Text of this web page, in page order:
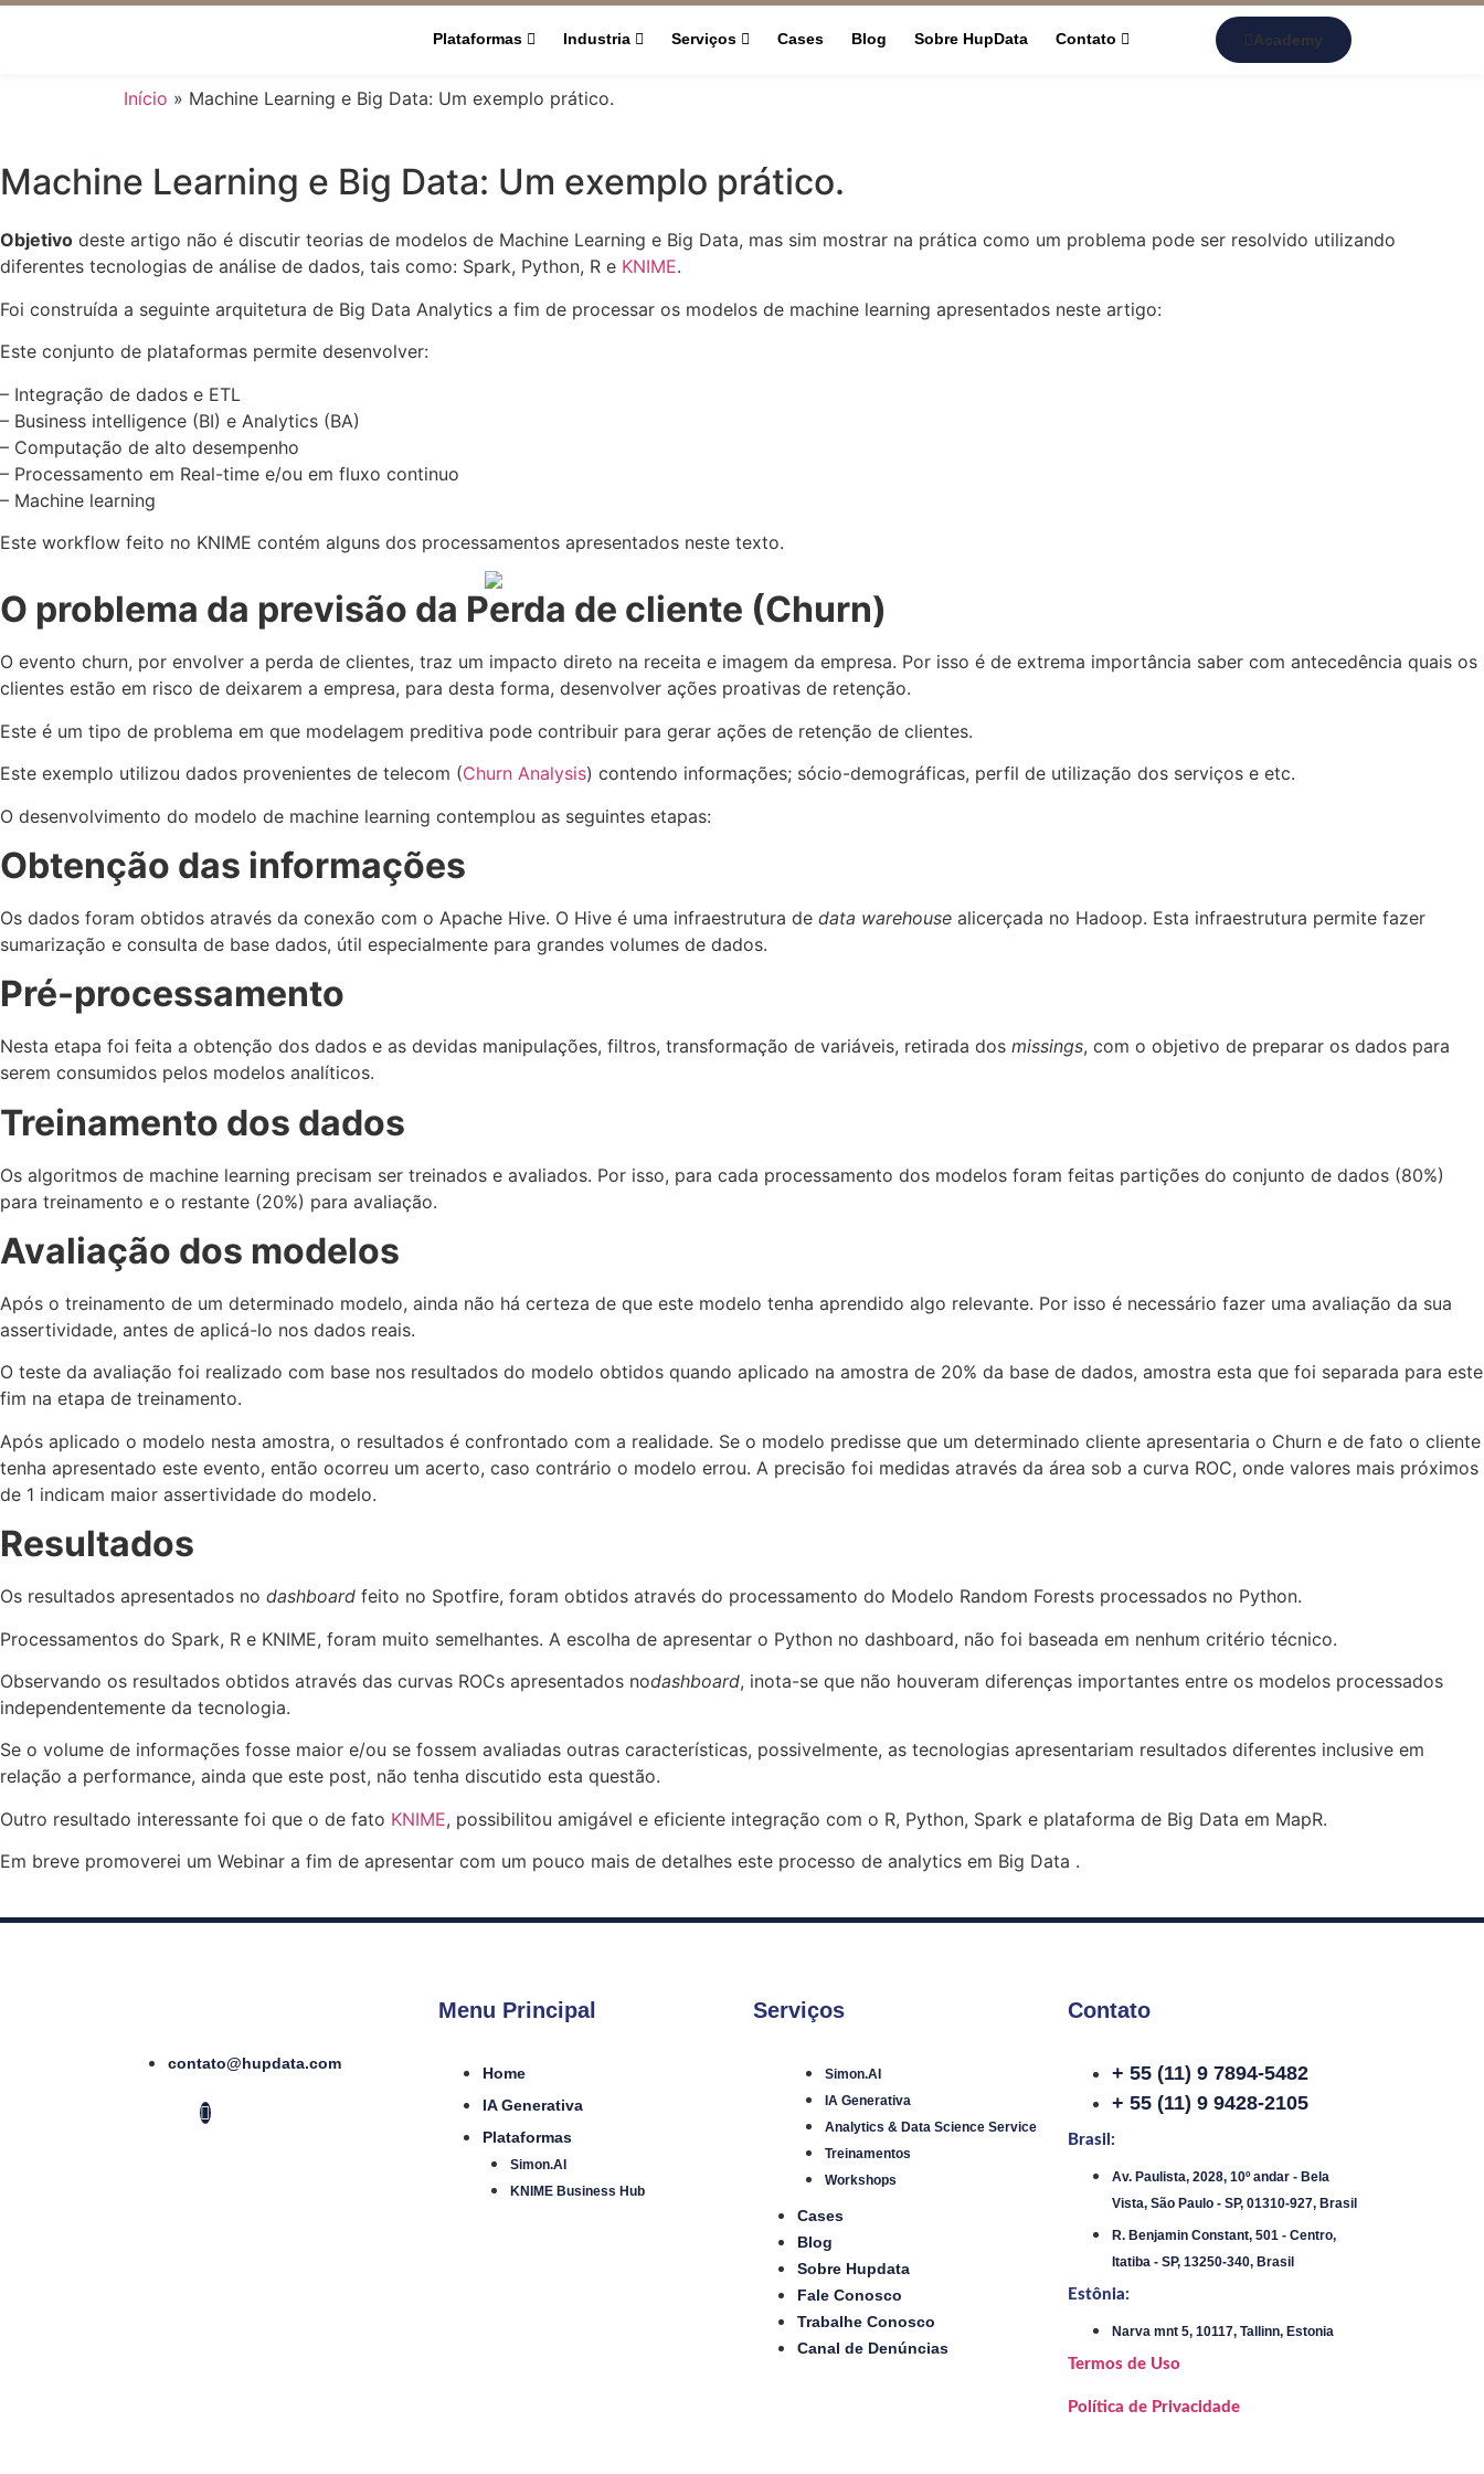
Plataformas Industria Serviços Cases Blog Sobre HupData Contato Academy
Início » Machine Learning e Big Data: Um exemplo prático.
Machine Learning e Big Data: Um exemplo prático.
Objetivo deste artigo não é discutir teorias de modelos de Machine Learning e Big Data, mas sim mostrar na prática como um problema pode ser resolvido utilizando
diferentes tecnologias de análise de dados, tais como: Spark, Python, R e KNIME.
Foi construída a seguinte arquitetura de Big Data Analytics a fim de processar os modelos de machine learning apresentados neste artigo:
Este conjunto de plataformas permite desenvolver:
– Integração de dados e ETL
– Business intelligence (BI) e Analytics (BA)
– Computação de alto desempenho
– Processamento em Real-time e/ou em fluxo continuo
– Machine learning
Este workflow feito no KNIME contém alguns dos processamentos apresentados neste texto.
O problema da previsão da Perda de cliente (Churn)
O evento churn, por envolver a perda de clientes, traz um impacto direto na receita e imagem da empresa. Por isso é de extrema importância saber com antecedência quais os
clientes estão em risco de deixarem a empresa, para desta forma, desenvolver ações proativas de retenção.
Este é um tipo de problema em que modelagem preditiva pode contribuir para gerar ações de retenção de clientes.
Este exemplo utilizou dados provenientes de telecom (Churn Analysis) contendo informações; sócio-demográficas, perfil de utilização dos serviços e etc.
O desenvolvimento do modelo de machine learning contemplou as seguintes etapas:
Obtenção das informações
Os dados foram obtidos através da conexão com o Apache Hive. O Hive é uma infraestrutura de data warehouse alicerçada no Hadoop. Esta infraestrutura permite fazer
sumarização e consulta de base dados, útil especialmente para grandes volumes de dados.
Pré-processamento
Nesta etapa foi feita a obtenção dos dados e as devidas manipulações, filtros, transformação de variáveis, retirada dos missings, com o objetivo de preparar os dados para
serem consumidos pelos modelos analíticos.
Treinamento dos dados
Os algoritmos de machine learning precisam ser treinados e avaliados. Por isso, para cada processamento dos modelos foram feitas partições do conjunto de dados (80%)
para treinamento e o restante (20%) para avaliação.
Avaliação dos modelos
Após o treinamento de um determinado modelo, ainda não há certeza de que este modelo tenha aprendido algo relevante. Por isso é necessário fazer uma avaliação da sua
assertividade, antes de aplicá-lo nos dados reais.
O teste da avaliação foi realizado com base nos resultados do modelo obtidos quando aplicado na amostra de 20% da base de dados, amostra esta que foi separada para este
fim na etapa de treinamento.
Após aplicado o modelo nesta amostra, o resultados é confrontado com a realidade. Se o modelo predisse que um determinado cliente apresentaria o Churn e de fato o cliente
tenha apresentado este evento, então ocorreu um acerto, caso contrário o modelo errou. A precisão foi medidas através da área sob a curva ROC, onde valores mais próximos
de 1 indicam maior assertividade do modelo.
Resultados
Os resultados apresentados no dashboard feito no Spotfire, foram obtidos através do processamento do Modelo Random Forests processados no Python.
Processamentos do Spark, R e KNIME, foram muito semelhantes. A escolha de apresentar o Python no dashboard, não foi baseada em nenhum critério técnico.
Observando os resultados obtidos através das curvas ROCs apresentados nodashboard, inota-se que não houveram diferenças importantes entre os modelos processados
independentemente da tecnologia.
Se o volume de informações fosse maior e/ou se fossem avaliadas outras características, possivelmente, as tecnologias apresentariam resultados diferentes inclusive em
relação a performance, ainda que este post, não tenha discutido esta questão.
Outro resultado interessante foi que o de fato KNIME, possibilitou amigável e eficiente integração com o R, Python, Spark e plataforma de Big Data em MapR.
Em breve promoverei um Webinar a fim de apresentar com um pouco mais de detalhes este processo de analytics em Big Data .
contato@hupdata.com
Menu Principal
Home
IA Generativa
Plataformas
Simon.AI
KNIME Business Hub
Serviços
Simon.AI
IA Generativa
Analytics & Data Science Service
Treinamentos
Workshops
Cases
Blog
Sobre Hupdata
Fale Conosco
Trabalhe Conosco
Canal de Denúncias
Contato
+ 55 (11) 9 7894-5482
+ 55 (11) 9 9428-2105
Brasil:
Av. Paulista, 2028, 10º andar - Bela
Vista, São Paulo - SP, 01310-927, Brasil
R. Benjamin Constant, 501 - Centro,
Itatiba - SP, 13250-340, Brasil
Estônia:
Narva mnt 5, 10117, Tallinn, Estonia
Termos de Uso
Política de Privacidade